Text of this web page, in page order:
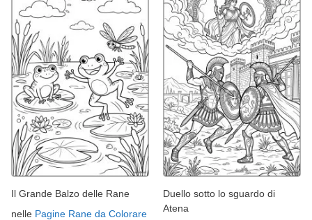
Il Grande Balzo delle Rane
nelle Pagine Rane da Colorare
Duello sotto lo sguardo di
Atena